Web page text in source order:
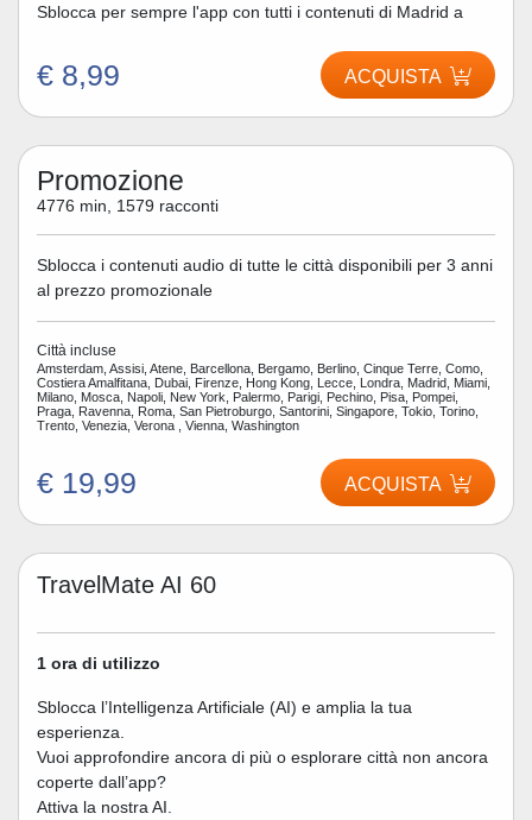
Sblocca per sempre l'app con tutti i contenuti di Madrid a
€ 8,99 ACQUISTA
Promozione
4776 min, 1579 racconti
Sblocca i contenuti audio di tutte le città disponibili per 3 anni
al prezzo promozionale
Città incluse
Amsterdam, Assisi, Atene, Barcellona, Bergamo, Berlino, Cinque Terre, Como,
Costiera Amalfitana, Dubai, Firenze, Hong Kong, Lecce, Londra, Madrid, Miami,
Milano, Mosca, Napoli, New York, Palermo, Parigi, Pechino, Pisa, Pompei,
Praga, Ravenna, Roma, San Pietroburgo, Santorini, Singapore, Tokio, Torino,
Trento, Venezia, Verona , Vienna, Washington
€ 19,99 ACQUISTA
TravelMate AI 60
1 ora di utilizzo
Sblocca l’Intelligenza Artificiale (AI) e amplia la tua
esperienza.
Vuoi approfondire ancora di più o esplorare città non ancora
coperte dall’app?
Attiva la nostra AI.